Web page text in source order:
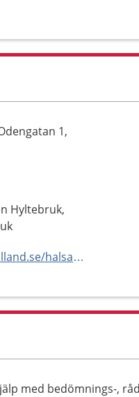
1,
Hyltebruk,
https://www.regionhalland.se/halsa-och-vard/vardcentralen-halland/
med bedömnings-,